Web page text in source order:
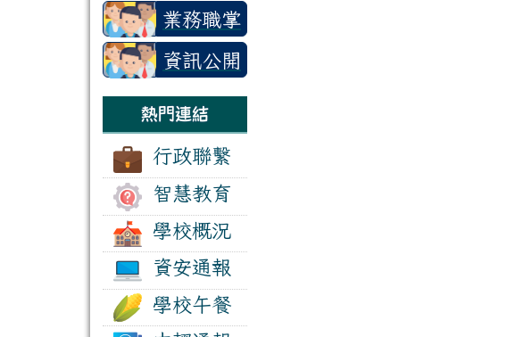
業務職掌
資訊公開
區
熱門連結
行政聯繫
智慧教育
學校概況
資安通報
學校午餐